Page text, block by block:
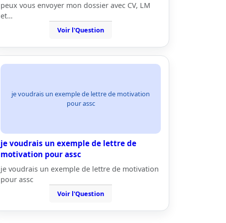
peux vous envoyer mon dossier avec CV, LM
et…
Voir l'Question
je voudrais un exemple de lettre de motivation
pour assc
je voudrais un exemple de lettre de
motivation pour assc
je voudrais un exemple de lettre de motivation
pour assc
Voir l'Question